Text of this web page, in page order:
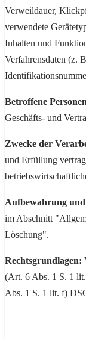
Verweildauer,
verwendete
Inhalten und
Verfahrensdaten (z.
Betroffene
Geschäfts- und
Zwecke der
und Erfüllung
Aufbewahrung
im Abschnitt
Löschung".
Rechtsgrundlagen:
(Art. 6 Abs. 1 S. 1
Abs. 1 S. 1 lit. f)